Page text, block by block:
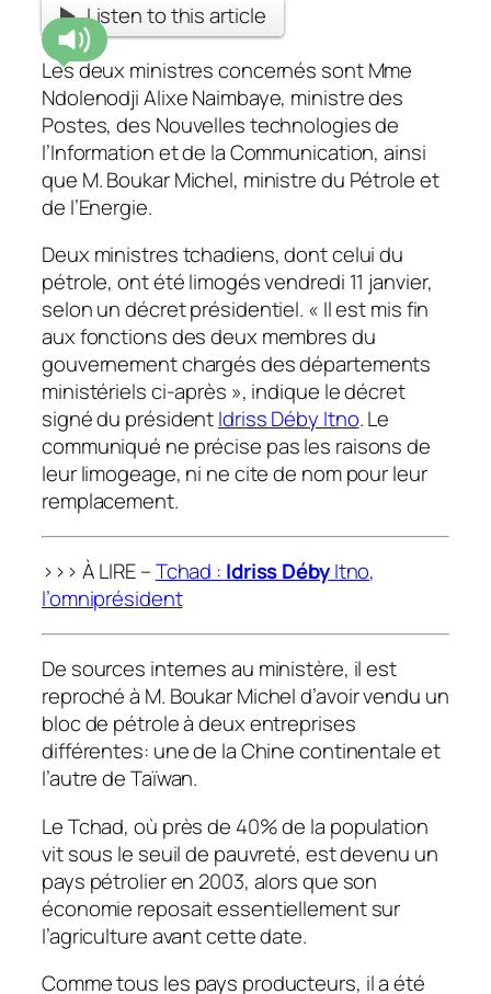
Listen to this article
Les deux ministres concernés sont Mme
Ndolenodji Alixe Naimbaye, ministre des
Postes, des Nouvelles technologies de
l’Information et de la Communication, ainsi
que M. Boukar Michel, ministre du Pétrole et
de l’Energie.
Deux ministres tchadiens, dont celui du
pétrole, ont été limogés vendredi 11 janvier,
selon un décret présidentiel. « Il est mis fin
aux fonctions des deux membres du
gouvernement chargés des départements
ministériels ci-après », indique le décret
signé du présidentIdriss Déby Itno. Le
communiqué ne précise pas les raisons de
leur limogeage, ni ne cite de nom pour leur
remplacement.
>>> À LIRE –Tchad : Idriss DébyItno,
l’omniprésident
De sources internes au ministère, il est
reproché à M. Boukar Michel d’avoir vendu un
bloc de pétrole à deux entreprises
différentes: une de la Chine continentale et
l’autre de Taïwan.
Le Tchad, où près de 40% de la population
vit sous le seuil de pauvreté, est devenu un
pays pétrolier en 2003, alors que son
économie reposait essentiellement sur
l’agriculture avant cette date.
Comme tous les pays producteurs, il a été